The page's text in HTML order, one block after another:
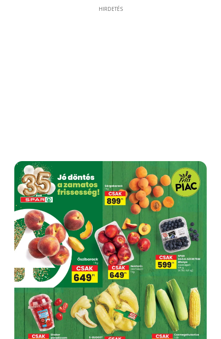
HIRDETÉS